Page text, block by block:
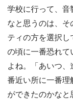
学校に行って、音
なと思うのは、そ
ティの方を選択し
の頃に一番恐れて
よね。「あいつ
番近い所に一番理
ができたのかなと